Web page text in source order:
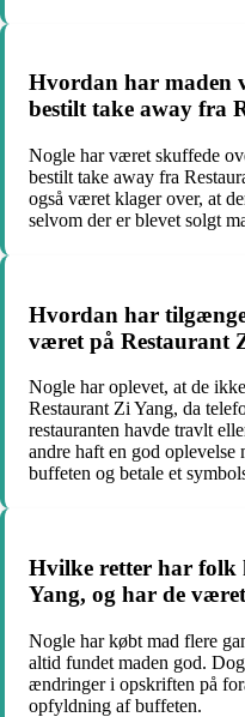
Hvordan har maden
bestilt take away fra
Nogle har været skuffede
bestilt take away fra
også været klager over, at
selvom der er blevet solgt
Hvordan har
været på Restaurant
Nogle har oplevet, at de
Restaurant Zi Yang, da
restauranten havde travlt
andre haft en god
buffeten og betale et
Hvilke retter har folk
Yang, og har de
Nogle har købt mad flere
altid fundet maden god.
ændringer i opskriften på
opfyldning af buffeten.